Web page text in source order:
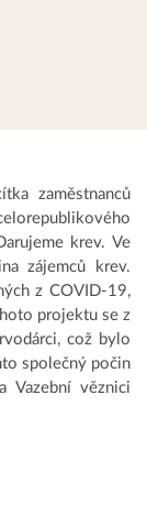
zaměstnanců
krev. Ve
zájemců krev.
z COVID-19,
projektu se z
což bylo
společný počin
Vazební věznici